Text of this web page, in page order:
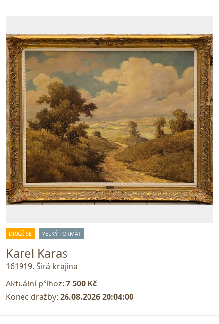
DRAŽÍ SE VELKÝ FORMÁT
Karel Karas
161919. Širá krajina
Aktuální příhoz: 7 500 Kč
Konec dražby: 26.08.2026 20:04:00